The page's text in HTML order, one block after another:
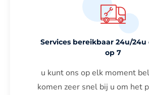
Services bereikbaar 24u/24u
op 7
u kunt ons op elk moment
komen zeer snel bij u om het